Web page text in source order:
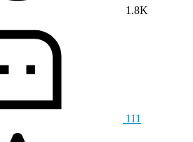
1.8K
111